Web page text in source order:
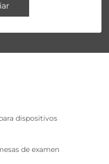
dispositivos
de examen